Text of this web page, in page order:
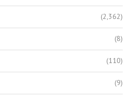
(2,362)
(8)
(110)
(9)